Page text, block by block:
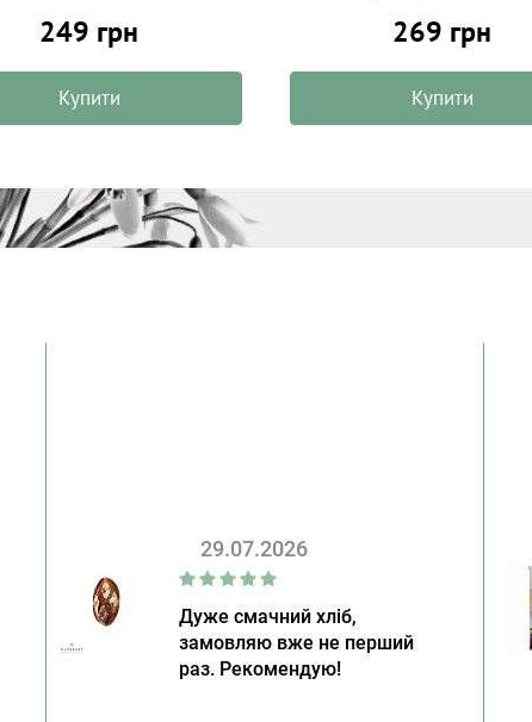
249 грн
Купити
269 грн
Купити
29.07.2026
Дуже смачний хліб,
замовляю вже не перший
раз. Рекомендую!